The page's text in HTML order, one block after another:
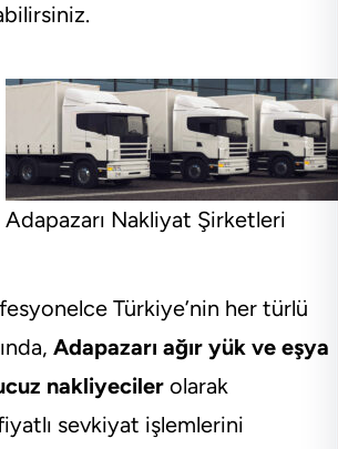
Adapazarı Nakliyat Şirketleri
Türkiye’nin her türlü
Adapazarı ağır yük ve eşya
nakliyeciler olarak
sevkiyat işlemlerini